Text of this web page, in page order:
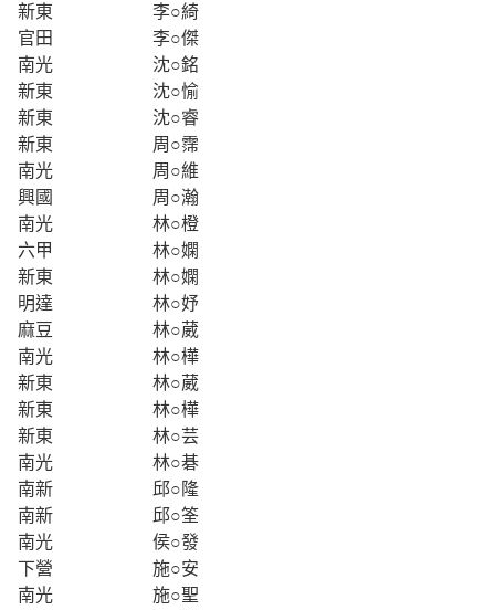
新東
李○綺
官田
李○傑
南光
沈○銘
新東
沈○愉
新東
沈○睿
新東
周○霈
南光
周○維
興國
周○瀚
南光
林○橙
六甲
林○嫻
新東
林○嫻
明達
林○妤
麻豆
林○葳
南光
林○樺
新東
林○葳
新東
林○樺
新東
林○芸
南光
林○碁
南新
邱○隆
南新
邱○筌
南光
侯○發
下營
施○安
南光
施○聖